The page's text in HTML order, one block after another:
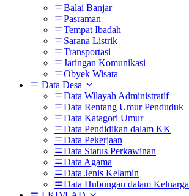
Balai Banjar
Pasraman
Tempat Ibadah
Sarana Listrik
Transportasi
Jaringan Komunikasi
Obyek Wisata
Data Desa
Data Wilayah Administratif
Data Rentang Umur Penduduk
Data Katagori Umur
Data Pendidikan dalam KK
Data Pekerjaan
Data Status Perkawinan
Data Agama
Data Jenis Kelamin
Data Hubungan dalam Keluarga